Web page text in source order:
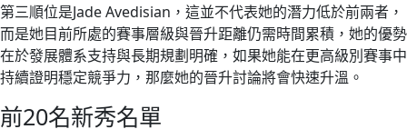
第三順位是Jade Avedisian，這並不代表她的潛力低於前兩者，
而是她目前所處的賽事層級與晉升距離仍需時間累積，她的優勢
在於發展體系支持與長期規劃明確，如果她能在更高級別賽事中
持續證明穩定競爭力，那麼她的晉升討論將會快速升溫。
前20名新秀名單